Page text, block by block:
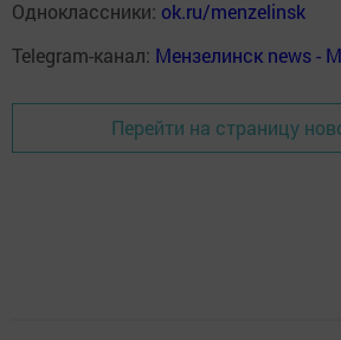
Одноклассники: ok.ru/menzelinsk
Telegram-канал: Мензелинск news -
Перейти на страницу